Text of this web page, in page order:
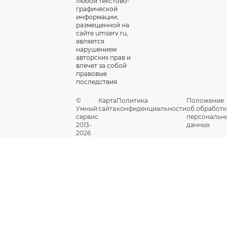
графической
информации,
размещенной на
сайте umserv.ru,
является
нарушением
авторских прав и
влечет за собой
правовые
последствия.
©
Умный
сервис
2013-
2026
Карта
сайта
Политика
конфиденциальности
Положение
об
данных